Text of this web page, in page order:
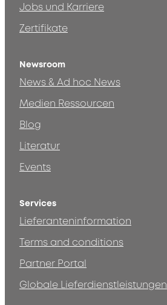
Jobs und Karriere
Zertifikate
Newsroom
News & Ad hoc News
Medien Ressourcen
Blog
Literatur
Events
Services
Lieferanteninformation
Terms and conditions
Partner Portal
Globale Lieferdienstleistungen